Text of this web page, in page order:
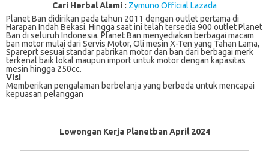
Cari Herbal Alami : Zymuno Official Lazada
Planet Ban didirikan pada tahun 2011 dengan outlet pertama di
Harapan Indah Bekasi. Hingga saat ini telah tersedia 900 outlet Planet
Ban di seluruh Indonesia. Planet Ban menyediakan berbagai macam
ban motor mulai dari Servis Motor, Oli mesin X-Ten yang Tahan Lama,
Spareprt sesuai standar pabrikan motor dan ban dari berbagai merk
terkenal baik lokal maupun import untuk motor dengan kapasitas
mesin hingga 250cc.
Visi
Memberikan pengalaman berbelanja yang berbeda untuk mencapai
kepuasan pelanggan
Lowongan Kerja Planetban April 2024